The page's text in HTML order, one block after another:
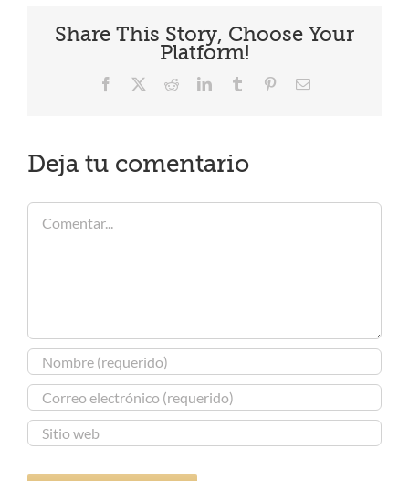
Share This Story, Choose Your
Platform!
Facebook RedditLinkedInTumblr PinterestCorreo
Deja tu comentario
Comentar